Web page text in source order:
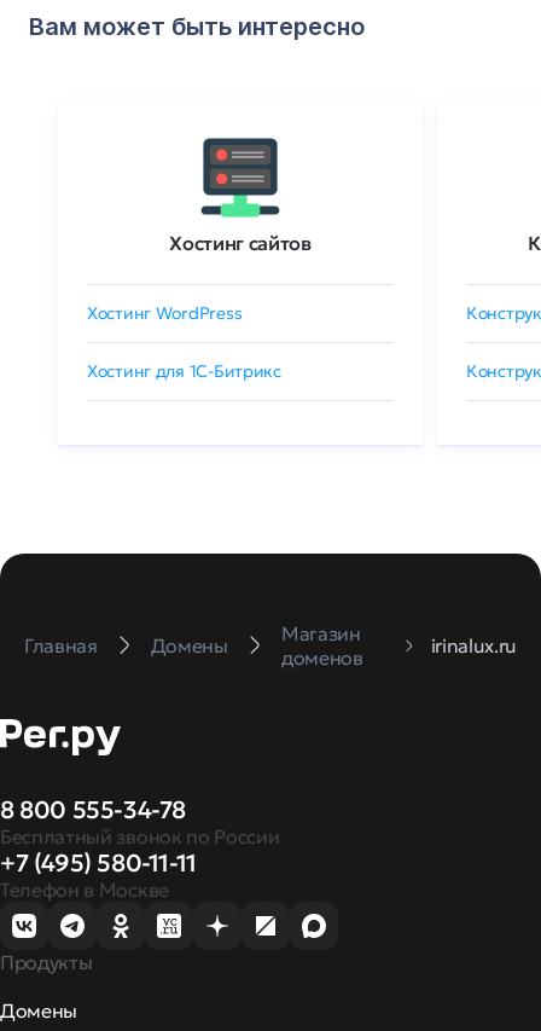
Вам может быть интересно
Хостинг сайтов
Хостинг WordPress
Хостинг для 1C-Битрикс
Главная Домены
Магазин
доменов
irinalux.ru
8 800 555-34-78
Бесплатный звонок по России
+7 (495) 580-11-11
Телефон в Москве
Продукты
Домены